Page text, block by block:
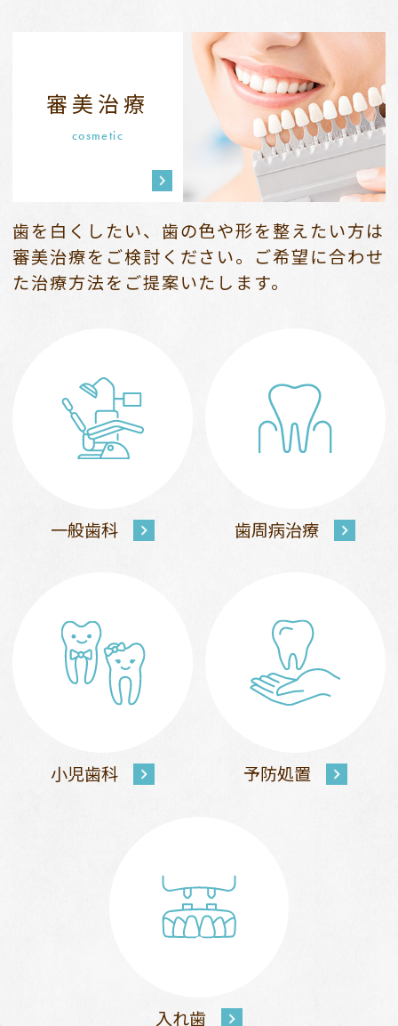
審美治療
cosmetic
歯を白くしたい、歯の色や形を整えたい方は
審美治療をご検討ください。 ご希望に合わせ
た治療方法をご提案いたします。
一般歯科 歯周病治療
小児歯科 予防処置
入れ歯